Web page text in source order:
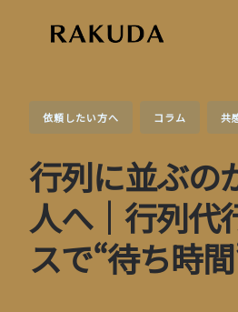
依頼したい方へ コラム 共
行列に並ぶの
人へ｜行列代
スで“待ち時